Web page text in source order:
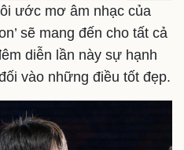
ước mơ âm nhạc của
sẽ mang đến cho tất cả
diễn lần này sự hạnh
vào những điều tốt đẹp.